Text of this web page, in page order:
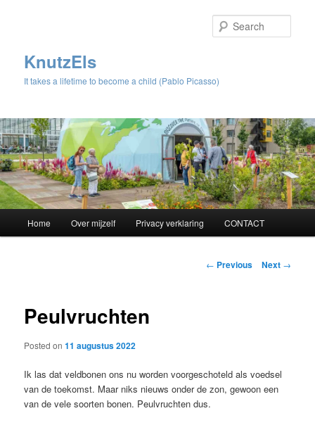
KnutzEls
It takes a lifetime to become a child (Pablo Picasso)
Skip
content
Home Over mijzelf Privacy verklaring CONTACT
Post
← Previous Next →
Peulvruchten
Posted on11 augustus 2022
Ik las dat veldbonen ons nu worden voorgeschoteld als voedsel
van de toekomst. Maar niks nieuws onder de zon, gewoon een
van de vele soorten bonen. Peulvruchten dus.